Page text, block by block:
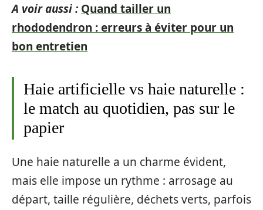
A voir aussi : Quand tailler un
rhododendron : erreurs à éviter pour un
bon entretien
Haie artificielle vs haie naturelle :
le match au quotidien, pas sur le
papier
Une haie naturelle a un charme évident,
mais elle impose un rythme : arrosage au
départ, taille régulière, déchets verts, parfois